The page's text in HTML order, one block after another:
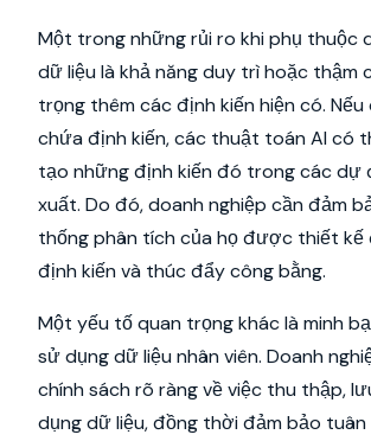
Một trong những rủi ro khi phụ thuộc
dữ liệu là khả năng duy trì hoặc thậm
trọng thêm các định kiến hiện có.
chứa định kiến, các thuật toán AI có
tạo những định kiến đó trong các dự
xuất. Do đó, doanh nghiệp cần đảm
thống phân tích của họ được thiết kế
định kiến và thúc đẩy công bằng.
Một yếu tố quan trọng khác là minh
sử dụng dữ liệu nhân viên. Doanh
chính sách rõ ràng về việc thu thập,
dụng dữ liệu, đồng thời đảm bảo